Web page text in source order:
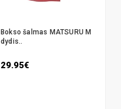
Bokso šalmas MATSURU M
dydis..
29.95€